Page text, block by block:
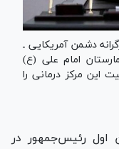
دشمن آمریکایی ـ
امام علی (ع)
این مرکز درمانی را
اول رئیس‌جمهور در